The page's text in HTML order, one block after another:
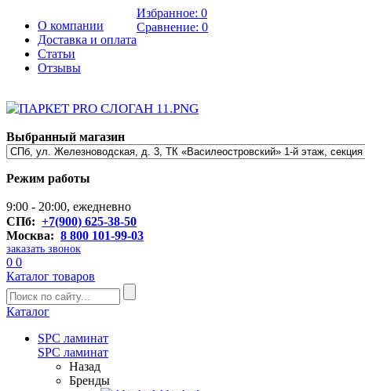
О компании
Доставка и оплата
Статьи
Отзывы
Избранное: 0
Сравнение: 0
Выбранный магазин
Режим работы
9:00 - 20:00, ежедневно
СПб: +7(900) 625-38-50
Москва: 8 800 101-99-03
заказать звонок
0 0
Каталог товаров
Каталог
SPC ламинат
SPC ламинат
Назад
Бренды